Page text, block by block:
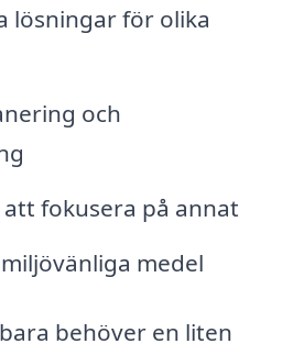
lösningar för olika
och
fokusera på annat
medel
behöver en liten